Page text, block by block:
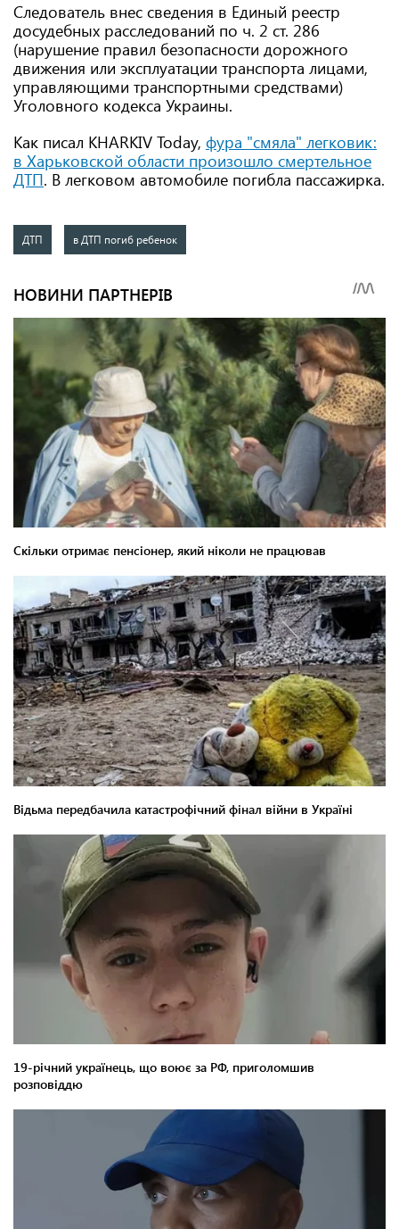
Следователь внес сведения в Единый реестр
досудебных расследований по ч. 2 ст. 286
(нарушение правил безопасности дорожного
движения или эксплуатации транспорта лицами,
управляющими транспортными средствами)
Уголовного кодекса Украины.
Как писал KHARKIV Today, фура "смяла" легковик:
в Харьковской области произошло смертельное
ДТП. В легковом автомобиле погибла пассажирка.
ДТП в ДТП погиб ребенок